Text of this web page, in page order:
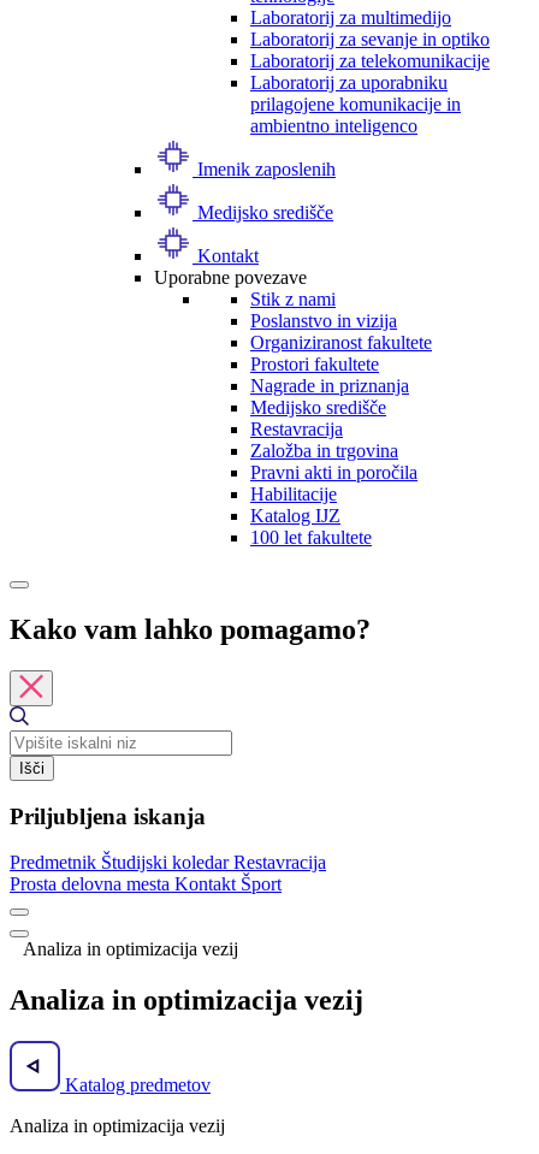
Laboratorij za multimedijo
Laboratorij za sevanje in optiko
Laboratorij za telekomunikacije
Laboratorij za uporabniku
prilagojene komunikacije in
ambientno inteligenco
Imenik zaposlenih
Medijsko središče
Kontakt
Uporabne povezave
Stik z nami
Poslanstvo in vizija
Organiziranost fakultete
Prostori fakultete
Nagrade in priznanja
Medijsko središče
Restavracija
Založba in trgovina
Pravni akti in poročila
Habilitacije
Katalog IJZ
100 let fakultete
Kako vam lahko pomagamo?
Išči
Priljubljena iskanja
Predmetnik Študijski koledarRestavracija
Prosta delovna mesta Kontakt Šport
Analiza in optimizacija vezij
Analiza in optimizacija vezij
Katalog predmetov
Analiza in optimizacija vezij